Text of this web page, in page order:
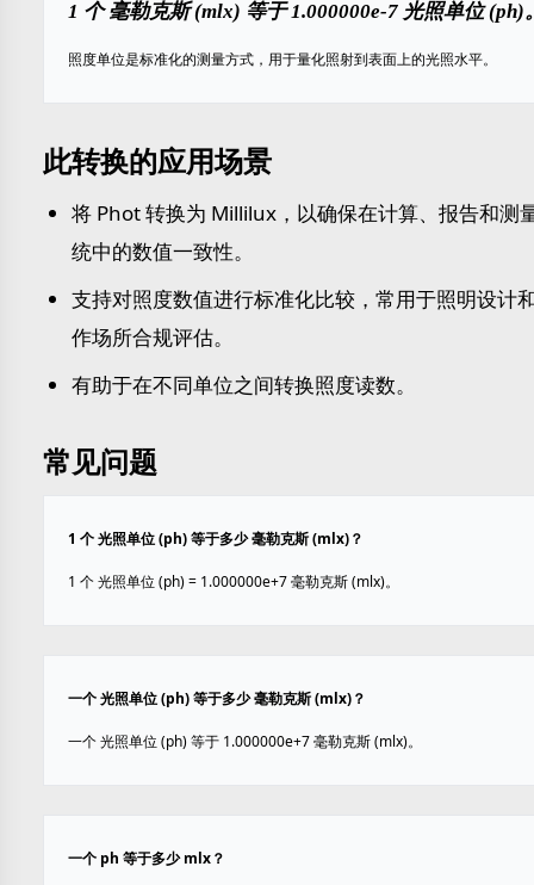
1 个 毫勒克斯 (mlx) 等于 1.000000e-7 光照单位 (ph)
照度单位是标准化的测量方式，用于量化照射到表面上的光照水平。
此转换的应用场景
将 Phot 转换为 Millilux，以确保在计算、报告和测
统中的数值一致性。
支持对照度数值进行标准化比较，常用于照明设计
作场所合规评估。
有助于在不同单位之间转换照度读数。
常见问题
1 个 光照单位 (ph) 等于多少 毫勒克斯 (mlx)？
1 个 光照单位 (ph) = 1.000000e+7 毫勒克斯 (mlx)。
一个 光照单位 (ph) 等于多少 毫勒克斯 (mlx)？
一个 光照单位 (ph) 等于 1.000000e+7 毫勒克斯 (mlx)。
一个 ph 等于多少 mlx？